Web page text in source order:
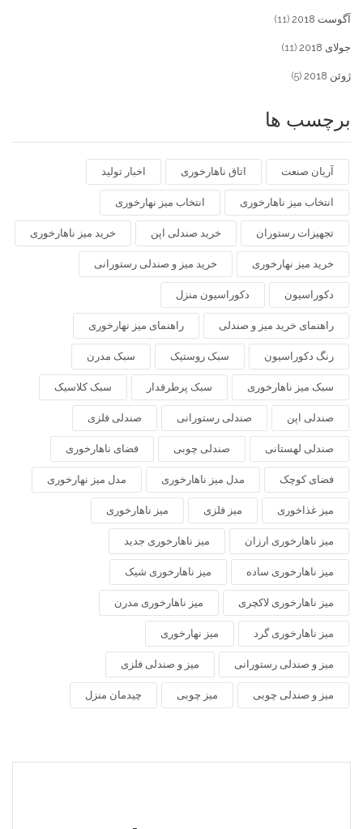
آگوست 2018 (11)
جولای 2018 (11)
ژوئن 2018 (5)
برچسب ها
آریان صنعت اتاق ناهارخوری اخبار تولید
انتخاب میز ناهارخوری انتخاب میز نهارخوری
تجهیزات رستوران خرید صندلی اپن خرید میز ناهارخوری
خرید میز نهارخوری خرید میز و صندلی رستورانی
دکوراسیون دکوراسیون منزل
راهنمای خرید میز و صندلی راهنمای میز نهارخوری
رنگ دکوراسیون سبک روستیک سبک مدرن
سبک میز ناهارخوری سبک پرطرفدار سبک کلاسیک
صندلی اپن صندلی رستورانی صندلی فلزی
صندلی لهستانی صندلی چوبی فضای ناهارخوری
فضای کوچک مدل میز ناهارخوری مدل میز نهارخوری
میز غذاخوری میز فلزی میز ناهارخوری
میز ناهارخوری ارزان میز ناهارخوری جدید
میز ناهارخوری ساده میز ناهارخوری شیک
میز ناهارخوری لاکچری میز ناهارخوری مدرن
میز ناهارخوری گرد میز نهارخوری
میز و صندلی رستورانی میز و صندلی فلزی
میز و صندلی چوبی میز چوبی چیدمان منزل